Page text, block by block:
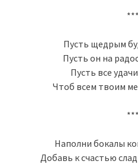
***
Пусть щедрым
Пусть он на
Пусть все
Чтоб всем твоим
***
Наполни бокалы
Добавь к счастью